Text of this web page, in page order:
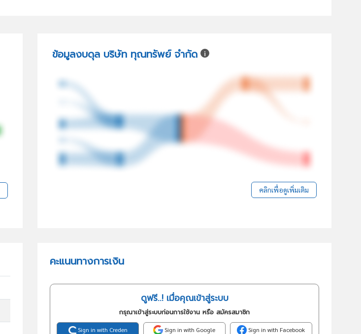
ข้อมูลงบดุล บริษัท ทุณทรัพย์ จำกัด
คลิกเพื่อดูเพิ่มเติม
คะแนนทางการเงิน
ดูฟรี..! เมื่อคุณเข้าสู่ระบบ
กรุณาเข้าสู่ระบบก่อนการใช้งาน หรือ สมัครสมาชิก
Sign in with Creden Sign in with Google Sign in with Facebook